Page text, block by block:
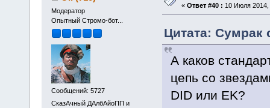
Модератор
Опытный Стромо-бот...
Сообщений: 5727
СказАчный ДАлбАйоПП и
« Ответ #40 : 10 Июля 2014,
Цитата: Сумрак
А каков
цепь со
DID или EK?